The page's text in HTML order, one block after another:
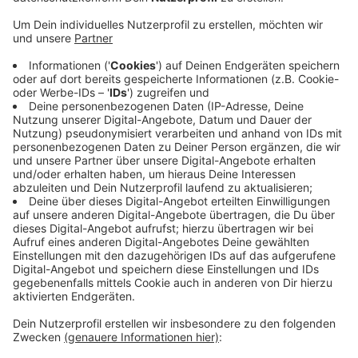
Bauchraum an. Meist hilft nur eine Operation. In
der Klinik für Frauenheilkunde im Marienhospital
gibt es jetzt eine - laut eigener Aussage -
schonende und präzise Behandlungsmethode. Das
neue System arbeitet mit einem Helium-
Plasmastrahl. Die Methode sei minimal-invasiv, das
heißt, die Ärztin oder der Arzt dringt nur über ein
kleines Loch im Bauch ein und kann dann mit den
Geräten und einer Kamera die Endometrioseherde
gezielt veröden. Man sei die erste Klinik
deutschlandweit, die das System regelmäßig zur
Behandlung einsetzt, sagt die Klinik
Veröffentlicht:Freitag, 15.08.2025 10:54
Anzeige